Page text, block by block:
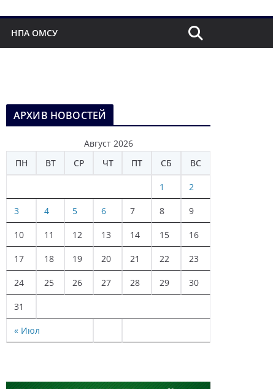
НПА ОМСУ
АРХИВ НОВОСТЕЙ
Август 2026
ПН
ВТ СР ЧТ ПТ СБ ВС
« Июл
1 2
3 4 5 6 7 8 9
10 11 12 13 14 15 16
17 18 19 20 21 22 23
24 25 26 27 28 29 30
31